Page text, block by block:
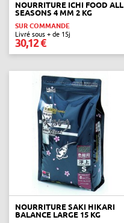
NOURRITURE ICHI FOOD ALL
SEASONS 4 MM 2 KG
SUR COMMANDE
Livré sous + de 15j
30,12 €
NOURRITURE SAKI HIKARI
BALANCE LARGE 15 KG